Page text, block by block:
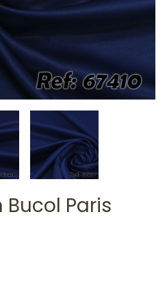
Paris